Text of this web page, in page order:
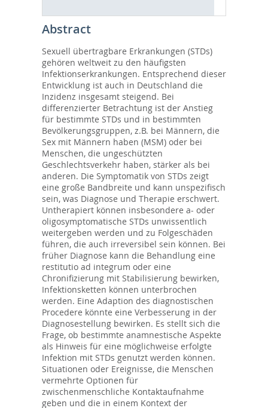
Abstract
Sexuell übertragbare Erkrankungen (STDs)
gehören weltweit zu den häufigsten
Infektionserkrankungen. Entsprechend dieser
Entwicklung ist auch in Deutschland die
Inzidenz insgesamt steigend. Bei
differenzierter Betrachtung ist der Anstieg
für bestimmte STDs und in bestimmten
Bevölkerungsgruppen, z.B. bei Männern, die
Sex mit Männern haben (MSM) oder bei
Menschen, die ungeschützten
Geschlechtsverkehr haben, stärker als bei
anderen. Die Symptomatik von STDs zeigt
eine große Bandbreite und kann unspezifisch
sein, was Diagnose und Therapie erschwert.
Untherapiert können insbesondere a- oder
oligosymptomatische STDs unwissentlich
weitergeben werden und zu Folgeschäden
führen, die auch irreversibel sein können. Bei
früher Diagnose kann die Behandlung eine
restitutio ad integrum oder eine
Chronifizierung mit Stabilisierung bewirken,
Infektionsketten können unterbrochen
werden. Eine Adaption des diagnostischen
Procedere könnte eine Verbesserung in der
Diagnosestellung bewirken. Es stellt sich die
Frage, ob bestimmte anamnestische Aspekte
als Hinweis für eine möglichweise erfolgte
Infektion mit STDs genutzt werden können.
Situationen oder Ereignisse, die Menschen
vermehrte Optionen für
zwischenmenschliche Kontaktaufnahme
geben und die in einem Kontext der